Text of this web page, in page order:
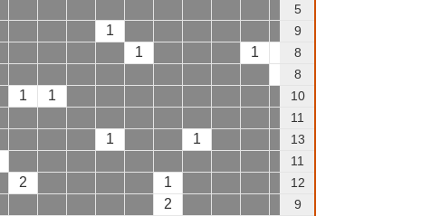
5
1 9
1 1 8
8
1 1 10
11
1 1 13
11
2 1 12
2 9